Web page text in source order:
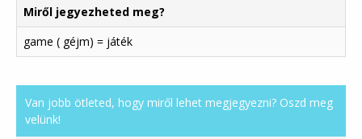
Miről jegyezheted meg?
game ( géjm) = játék
Van jobb ötleted, hogy miről lehet megjegyezni? Oszd meg
velünk!